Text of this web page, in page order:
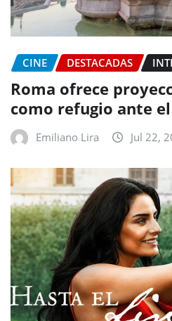
CINE DESTACADAS
Roma ofrece
como refugio ante
Emiliano Lira Jul 22,